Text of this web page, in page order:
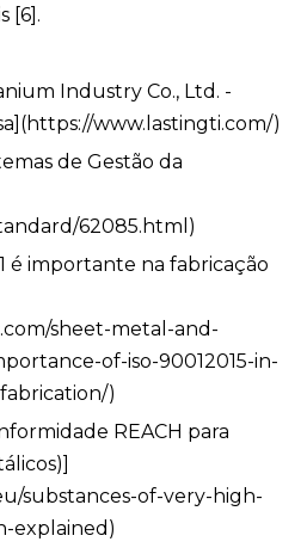
[6].
Industry Co., Ltd. -
www.lastingti.com/)
de Gestão da
62085.html)
é importante na fabricação
sheet-metal-and-
of-iso-90012015-in-
)
REACH para
substances-of-very-high-
explained)